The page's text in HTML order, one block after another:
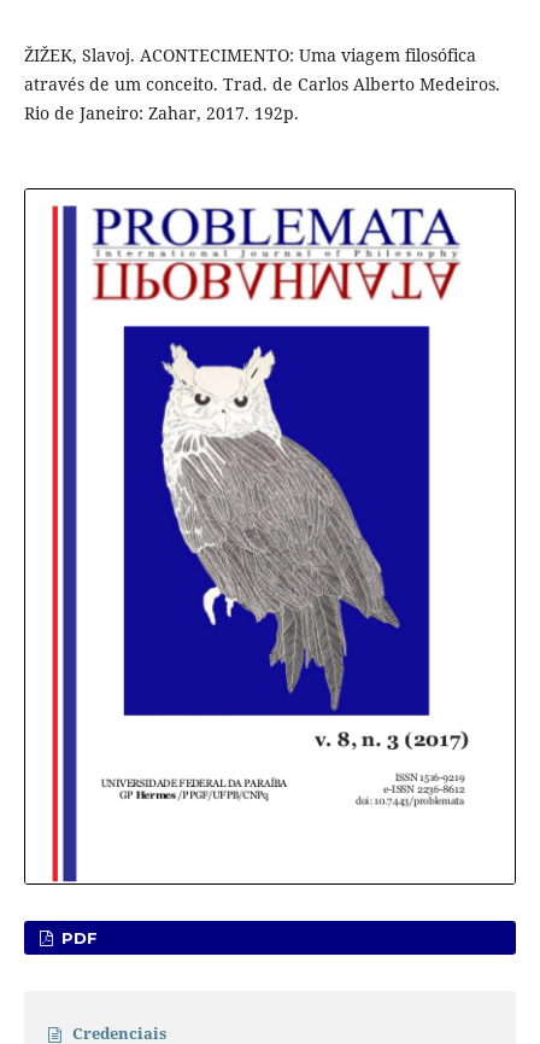
ŽIŽEK, Slavoj. ACONTECIMENTO: Uma viagem filosófica
através de um conceito. Trad. de Carlos Alberto Medeiros.
Rio de Janeiro: Zahar, 2017. 192p.
PDF
Credenciais